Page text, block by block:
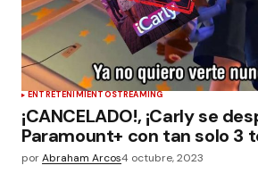
ENTRETENIMIENTOSTREAMING
¡CANCELADO!, ¡Carly se
Paramount+ con tan solo 3
porAbraham Arcos4 octubre, 2023